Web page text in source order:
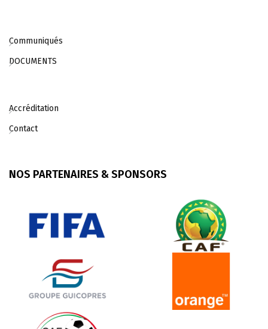
Communiqués
DOCUMENTS
Accréditation
Contact
NOS PARTENAIRES & SPONSORS